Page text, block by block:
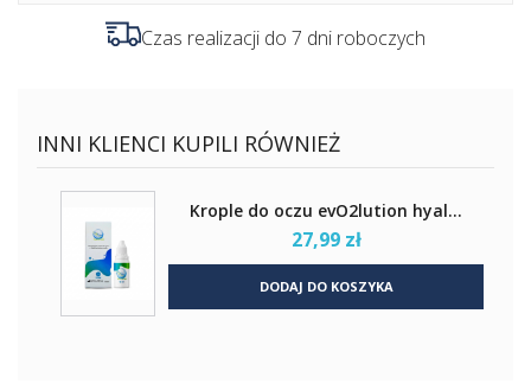
Czas realizacji do 7 dni roboczych
INNI KLIENCI KUPILI RÓWNIEŻ
Krople do oczu evO2lution hyal...
27,99 zł
DODAJ DO KOSZYKA